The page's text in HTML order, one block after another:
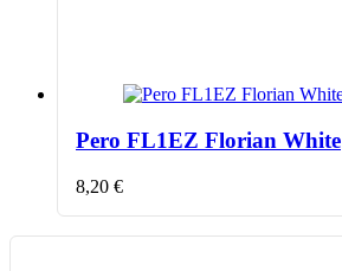
Pero FL1EZ Florian White
8,20 €